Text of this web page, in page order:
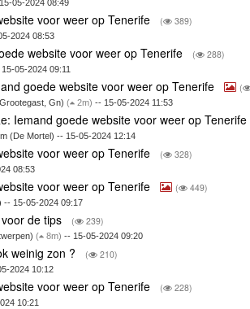
05-2024 08:49
voor weer op Tenerife ( 389)
2024 08:53
website voor weer op Tenerife ( 288)
05-2024 09:11
goede website voor weer op Tenerife (
Gn)( 2m) -- 15-05-2024 11:53
Iemand goede website voor weer op Tenerife
(De Mortel) -- 15-05-2024 12:14
voor weer op Tenerife ( 328)
08:53
voor weer op Tenerife ( 449)
-- 15-05-2024 09:17
de tips ( 239)
( 8m) -- 15-05-2024 09:20
weinig zon ? ( 210)
2024 10:12
voor weer op Tenerife ( 228)
10:21